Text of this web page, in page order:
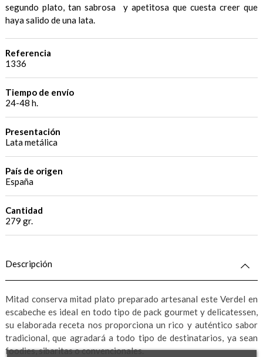
segundo plato, tan sabrosa y apetitosa que cuesta creer que
haya salido de una lata.
Referencia
1336
Tiempo de envío
24-48 h.
Presentación
Lata metálica
País de origen
España
Cantidad
279 gr.
Descripción
Mitad conserva mitad plato preparado artesanal este Verdel en
escabeche es ideal en todo tipo de pack gourmet y delicatessen,
su elaborada receta nos proporciona un rico y auténtico sabor
tradicional, que agradará a todo tipo de destinatarios, ya sean
foodies, sibaritas o convencionales.